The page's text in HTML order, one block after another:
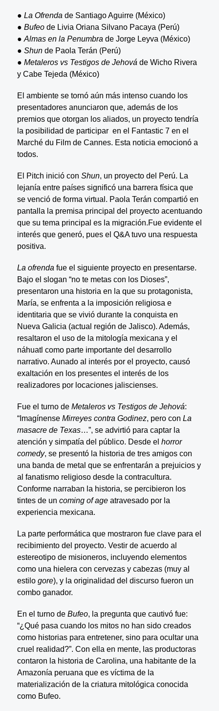
● La Ofrenda de Santiago Aguirre (México)
● Bufeode Livia Oriana Silvano Pacaya (Perú)
● Almas en la Penumbra de Jorge Leyva (México)
● Shunde Paola Terán (Perú)
● Metaleros vs Testigos de Jehová de Wicho Rivera
y Cabe Tejeda (México)
El ambiente se tornó aún más intenso cuando los
presentadores anunciaron que, además de los
premios que otorgan los aliados, un proyecto tendría
la posibilidad de participar en el Fantastic 7 en el
Marché du Film de Cannes. Esta noticia emocionó a
todos.
El Pitch inició con Shun, un proyecto del Perú. La
lejanía entre países significó una barrera física que
se venció de forma virtual. Paola Terán compartió en
pantalla la premisa principal del proyecto acentuando
que su tema principal es la migración.Fue evidente el
interés que generó, pues el Q&A tuvo una respuesta
positiva.
La ofrenda fue el siguiente proyecto en presentarse.
Bajo el slogan “no te metas con los Dioses”,
presentaron una historia en la que su protagonista,
María, se enfrenta a la imposición religiosa e
identitaria que se vivió durante la conquista en
Nueva Galicia (actual región de Jalisco). Además,
resaltaron el uso de la mitología mexicana y el
náhuatl como parte importante del desarrollo
narrativo. Aunado al interés por el proyecto, causó
exaltación en los presentes el interés de los
realizadores por locaciones jaliscienses.
Fue el turno de Metaleros vs Testigos de Jehová:
“Imagínense Mirreyes contra Godinez, pero con La
masacre de Texas…”, se advirtió para captar la
atención y simpatía del público. Desde el horror
comedy, se presentó la historia de tres amigos con
una banda de metal que se enfrentarán a prejuicios y
al fanatismo religioso desde la contracultura.
Conforme narraban la historia, se percibieron los
tintes de un coming of ageatravesado por la
experiencia mexicana.
La parte performática que mostraron fue clave para el
recibimiento del proyecto. Vestir de acuerdo al
estereotipo de misioneros, incluyendo elementos
como una hielera con cervezas y cabezas (muy al
estilo gore), y la originalidad del discurso fueron un
combo ganador.
En el turno de Bufeo, la pregunta que cautivó fue:
“¿Qué pasa cuando los mitos no han sido creados
como historias para entretener, sino para ocultar una
cruel realidad?”. Con ella en mente, las productoras
contaron la historia de Carolina, una habitante de la
Amazonía peruana que es víctima de la
materialización de la criatura mitológica conocida
como Bufeo.